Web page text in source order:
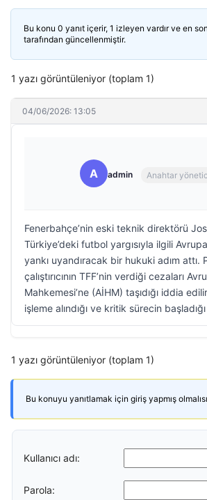
Bu konu 0 yanıt içerir, 1 izleyen vardır ve en son
tarafından güncellenmiştir.
1 yazı görüntüleniyor (toplam 1)
04/06/2026: 13:05
A admin Anahtar
Fenerbahçe’nin eski teknik direktörü
Türkiye’deki futbol yargısıyla ilgili
yankı uyandıracak bir hukuki adım attı.
çalıştırıcının TFF’nin verdiği cezaları
Mahkemesi’ne (AİHM) taşıdığı iddia
işleme alındığı ve kritik sürecin
1 yazı görüntüleniyor (toplam 1)
Bu konuyu yanıtlamak için giriş yapmış
Kullanıcı adı:
Parola: